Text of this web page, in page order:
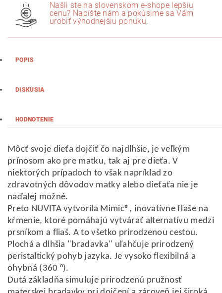
Našli ste na slovenskom e-shope lepšiu
cenu? Napíšte nám a pokúsime sa Vám
urobiť výhodnejšiu ponuku.
POPIS
DISKUSIA
HODNOTENIE
Môcť svoje dieťa dojčiť čo najdlhšie, je veľkým
prínosom ako pre matku, tak aj pre dieťa. V
niektorých prípadoch to však napríklad zo
zdravotných dôvodov matky alebo dieťaťa nie je
naďalej možné.
Preto NUVITA vytvorila Mimic®, inovatívne fľaše na
kŕmenie, ktoré pomáhajú vytvárať alternatívu medzi
prsníkom a fliaš. A to všetko prirodzenou cestou.
Plochá a dlhšia "bradavka" uľahčuje prirodzený
peristaltický pohyb jazyka. Je vysoko flexibilná a
ohybná (360 °).
Dutá základňa simuluje prirodzenú pružnosť